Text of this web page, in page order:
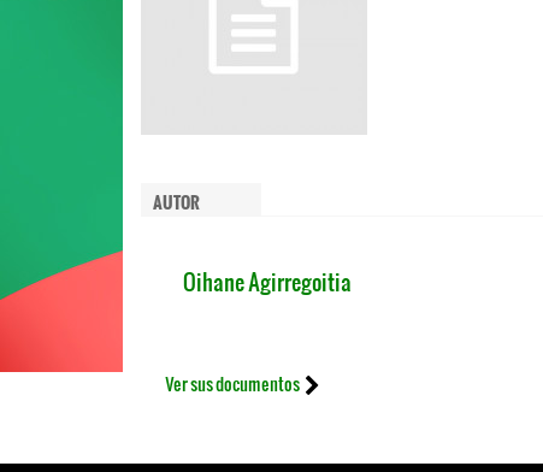
AUTOR
Oihane Agirregoitia
Ver sus documentos